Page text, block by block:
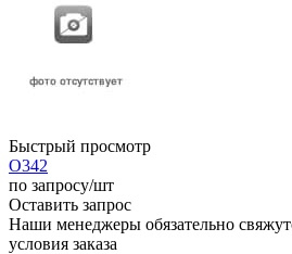
Быстрый просмотр
О342
по запросу/шт
Оставить запрос
Наши менеджеры обязательно
условия заказа